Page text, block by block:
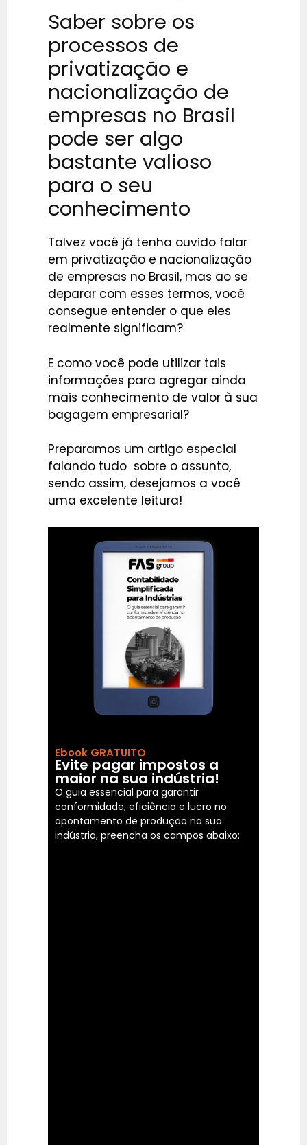
Saber sobre os
processos de
privatização e
nacionalização de
empresas no Brasil
pode ser algo
bastante valioso
para o seu
conhecimento
Talvez você já tenha ouvido falar
em privatização e nacionalização
de empresas no Brasil, mas ao se
deparar com esses termos, você
consegue entender o que eles
realmente significam?
E como você pode utilizar tais
informações para agregar ainda
mais conhecimento de valor à sua
bagagem empresarial?
Preparamos um artigo especial
falando tudo sobre o assunto,
sendo assim, desejamos a você
uma excelente leitura!
Ebook GRATUITO
Evite pagar impostos a
maior na sua indústria!
O guia essencial para garantir
conformidade, eficiência e lucro no
apontamento de produção na sua
indústria, preencha os campos abaixo: